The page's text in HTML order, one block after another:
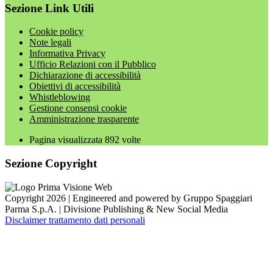
Sezione Link Utili
Cookie policy
Note legali
Informativa Privacy
Ufficio Relazioni con il Pubblico
Dichiarazione di accessibilità
Obiettivi di accessibilità
Whistleblowing
Gestione consensi cookie
Amministrazione trasparente
Pagina visualizzata 892 volte
Sezione Copyright
Copyright 2026 | Engineered and powered by Gruppo Spaggiari
Parma S.p.A. | Divisione Publishing & New Social Media
Disclaimer trattamento dati personali